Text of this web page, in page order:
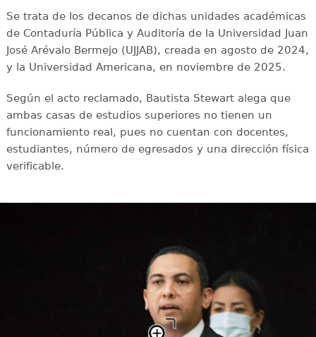
Se trata de los decanos de dichas unidades académicas
de Contaduría Pública y Auditoría de la Universidad Juan
José Arévalo Bermejo (UJJAB), creada en agosto de 2024,
y la Universidad Americana, en noviembre de 2025.
Según el acto reclamado, Bautista Stewart alega que
ambas casas de estudios superiores no tienen un
funcionamiento real, pues no cuentan con docentes,
estudiantes, número de egresados y una dirección física
verificable.